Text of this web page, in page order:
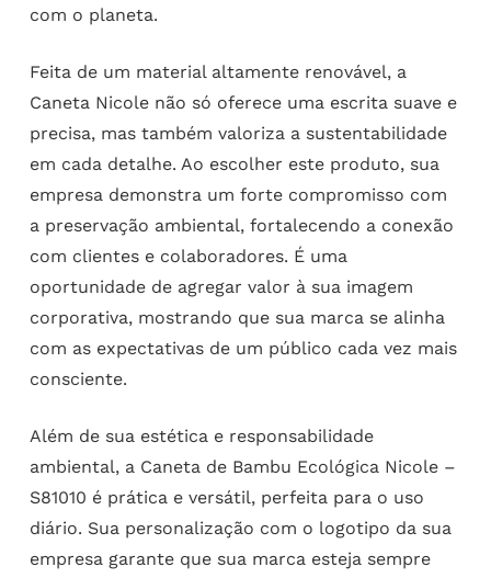
com o planeta.
Feita de um material altamente renovável, a
Caneta Nicole não só oferece uma escrita suave e
precisa, mas também valoriza a sustentabilidade
em cada detalhe. Ao escolher este produto, sua
empresa demonstra um forte compromisso com
a preservação ambiental, fortalecendo a conexão
com clientes e colaboradores. É uma
oportunidade de agregar valor à sua imagem
corporativa, mostrando que sua marca se alinha
com as expectativas de um público cada vez mais
consciente.
Além de sua estética e responsabilidade
ambiental, a Caneta de Bambu Ecológica Nicole –
S81010 é prática e versátil, perfeita para o uso
diário. Sua personalização com o logotipo da sua
empresa garante que sua marca esteja sempre